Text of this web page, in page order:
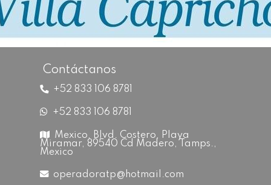
Contáctanos
+52 833 106 8781
+52 833 106 8781
Mexico, Blvd. Costero, Playa
Miramar, 89540 Cd Madero, Tamps.,
Mexico
operadoratp@hotmail.com